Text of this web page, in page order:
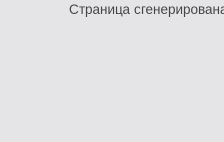
Страница